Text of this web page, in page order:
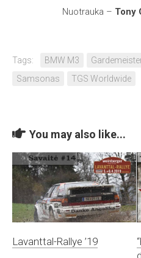
Nuotrauka – Tony
Tags: BMW M3
Samsonas
TGS Worldwide
You may also like...
Lavanttal-Rallye ’19